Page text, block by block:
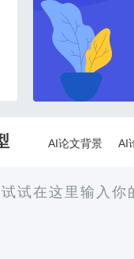
信息系统管理工程师
项目管理
AI论文背景 AI